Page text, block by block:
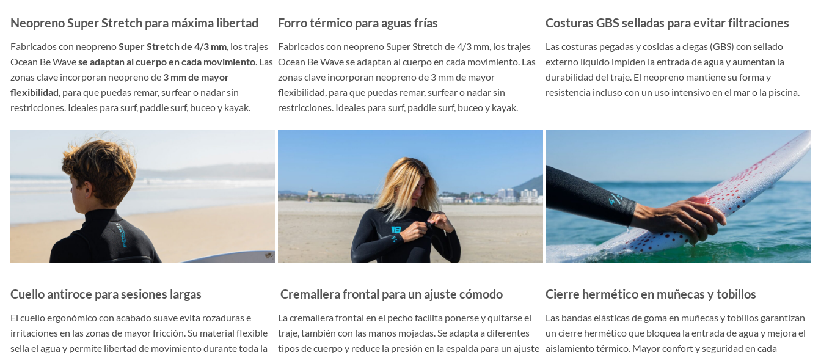
Neopreno Super Stretch para máxima libertad
Fabricados con neoprenoSuper Stretch de 4/3 mm, los trajes
Ocean Be Wavese adaptan al cuerpo en cada movimiento. Las
zonas clave incorporan neopreno de 3 mm de mayor
flexibilidad, para que puedas remar, surfear o nadar sin
restricciones. Ideales para surf, paddle surf, buceo y kayak.
Forro térmico para aguas frías
Fabricados con neopreno Super Stretch de 4/3 mm, los trajes
Ocean Be Wave se adaptan al cuerpo en cada movimiento. Las
zonas clave incorporan neopreno de 3 mm de mayor
flexibilidad, para que puedas remar, surfear o nadar sin
restricciones. Ideales para surf, paddle surf, buceo y kayak.
Costuras GBS selladas para evitar filtraciones
Las costuras pegadas y cosidas a ciegas (GBS) con sellado
externo líquido impiden la entrada de agua y aumentan la
durabilidad del traje. El neopreno mantiene su forma y
resistencia incluso con un uso intensivo en el mar o la piscina.
Cuello antiroce para sesiones largas
El cuello ergonómico con acabado suave evita rozaduras e
irritaciones en las zonas de mayor fricción. Su material flexible
sella el agua y permite libertad de movimiento durante toda la
Cremallera frontal para un ajuste cómodo
La cremallera frontal en el pecho facilita ponerse y quitarse el
traje, también con las manos mojadas. Se adapta a diferentes
tipos de cuerpo y reduce la presión en la espalda para un ajuste
Cierre hermético en muñecas y tobillos
Las bandas elásticas de goma en muñecas y tobillos garantizan
un cierre hermético que bloquea la entrada de agua y mejora el
aislamiento térmico. Mayor confort y seguridad en cada